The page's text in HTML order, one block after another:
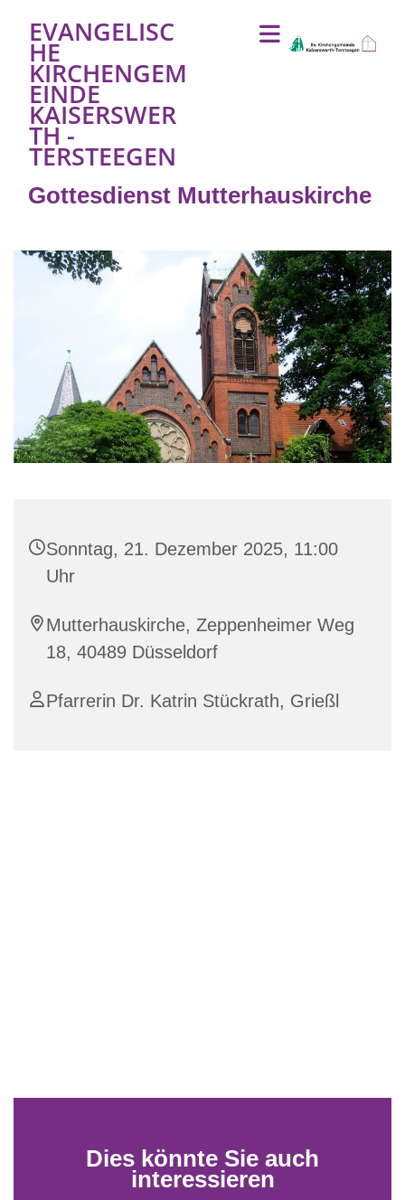
EVANGELISC
HE
KIRCHENGEM
EINDE
KAISERSWER
TH -
TERSTEEGEN
Gottesdienst Mutterhauskirche
Sonntag, 21. Dezember 2025, 11:00
Uhr
Mutterhauskirche, Zeppenheimer Weg
18, 40489 Düsseldorf
Pfarrerin Dr. Katrin Stückrath, Grießl
Dies könnte Sie auch
interessieren